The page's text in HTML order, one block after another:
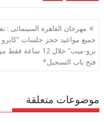
b
o
o
k
er
l
s
A
p
p
تصفّح
المقالات
مهرجان القاهرة السينمائى :
جميع مواعيد حجز جلسات “كايرو
برو-ميت” خلال 12 ساعة
فتح باب التسجيل*
موضوعات متعلقة